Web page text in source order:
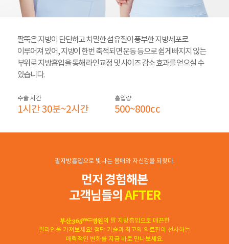
팔뚝은 지방이 단단하고 치밀한 섬유질이 풍부한 지방세포로
이루어져 있어, 지방이 한번 축적되면 운동 등으로 쉽게 빠지지 않는
부위로 지방흡입을 통해 라인교정 및 사이즈 감소 효과를 얻으실 수
있습니다.
수술 시간
1시간 30분~2시간
흡입량
500~800cc
팔지방흡입으로 빛나는 몸매와 자신감을 되찾다.
먼저 경험해본
고객님들의 AFTER
의 팔 지방흡입으로 매끈한
팔라인을 가져보세요! 첨단 기술과 최고의 의료진이 선사하는
매력적인 변화를 지금 바로 만나보세요.